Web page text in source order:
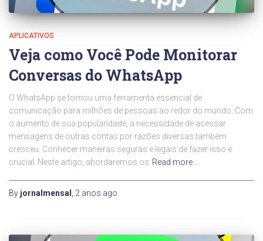
APLICATIVOS
Veja como Você Pode Monitorar
Conversas do WhatsApp
O WhatsApp se tornou uma ferramenta essencial de
comunicação para milhões de pessoas ao redor do mundo. Com
o aumento de sua popularidade, a necessidade de acessar
mensagens de outras contas por razões diversas também
cresceu. Conhecer maneiras seguras e legais de fazer isso é
crucial. Neste artigo, abordaremos os Read more…
By jornalmensal 2 anos ago